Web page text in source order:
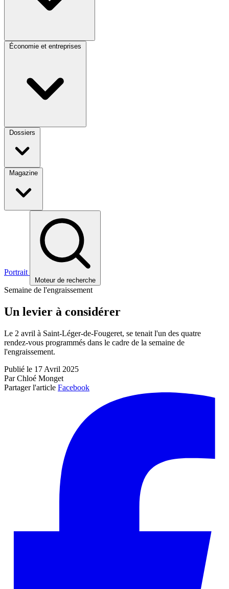
Économie et entreprises
Dossiers
Magazine
Portrait
Moteur de recherche
Semaine de l'engraissement
Un levier à considérer
Le 2 avril à Saint-Léger-de-Fougeret, se tenait l'un des quatre
rendez-vous programmés dans le cadre de la semaine de
l'engraissement.
Publié le 17 Avril 2025
Par Chloé Monget
Partager l'article Facebook